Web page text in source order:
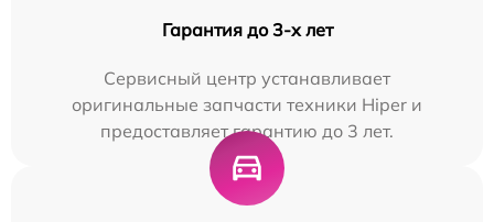
Гарантия до 3-х лет
Сервисный центр устанавливает
оригинальные запчасти техники Hiper и
предоставляет гарантию до 3 лет.